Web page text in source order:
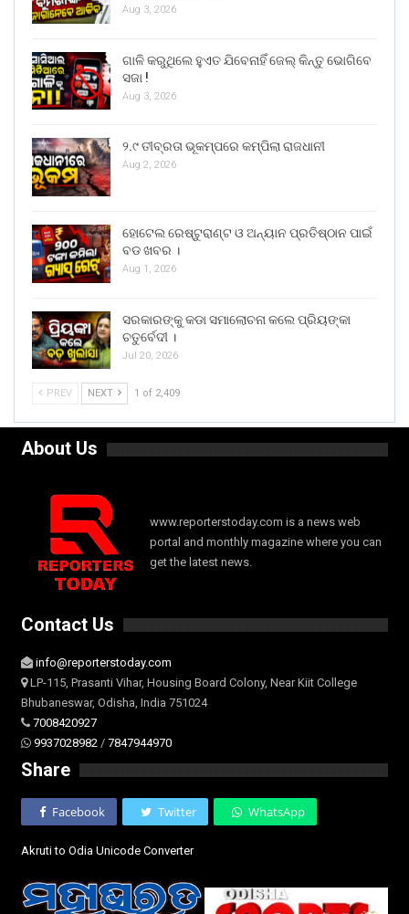
Aug 3, 2026
ଗାଳି କରୁଥିଲେ ହୁଏତ ଯିବେନାହିଁ ଜେଲ୍ କିନ୍ତୁ ଭୋଗିବେ
ସଜା !
Aug 3, 2026
୨.୯ ତୀବ୍ରତା ଭୂକମ୍ପରେ କମ୍ପିଲା ରାଜଧାନୀ
Aug 2, 2026
ହୋଟେଲ ରେଷ୍ଟୁରାଣ୍ଟ ଓ ଅନ୍ୟାନ ପ୍ରତିଷ୍ଠାନ ପାଇଁ
ବଡ ଖବର ।
Aug 1, 2026
ସରକାରଙ୍କୁ କଡା ସମାଲୋଚନା କଲେ ପ୍ରିୟଙ୍କା
ଚତୁର୍ବେଦୀ ।
Jul 20, 2026
PREV NEXT 1 of 2,409
About Us
www.reporterstoday.com is a news web
portal and monthly magazine where you can
get the latest news.
Contact Us
info@reporterstoday.com
LP-115, Prasanti Vihar, Housing Board Colony, Near Kiit College
Bhubaneswar, Odisha, India 751024
7008420927
9937028982 / 7847944970
Share
Facebook Twitter WhatsApp
Akruti to Odia Unicode Converter